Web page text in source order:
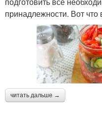
принадлежности. Вот что
читать дальше →